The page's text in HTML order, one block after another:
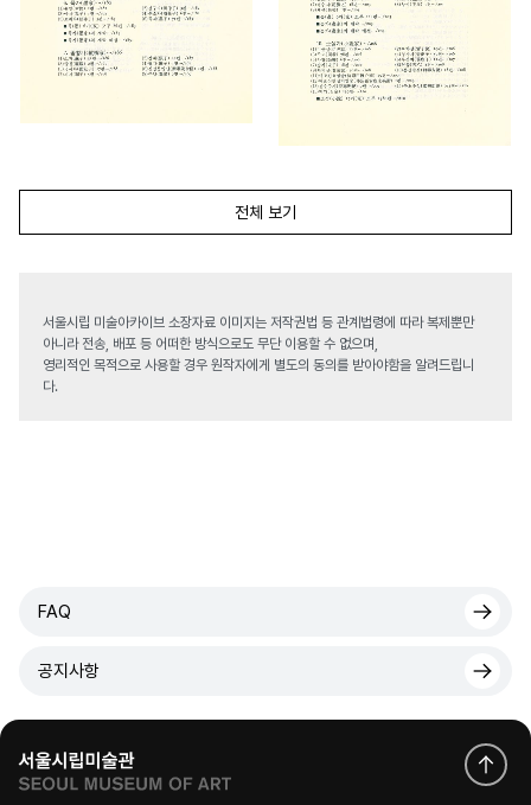
전체 보기
서울시립 미술아카이브 소장자료 이미지는 저작권법 등 관계법령에 따라 복제뿐만
아니라 전송, 배포 등 어떠한 방식으로도 무단 이용할 수 없으며,
영리적인 목적으로 사용할 경우 원작자에게 별도의 동의를 받아야함을 알려드립니
다.
FAQ
공지사항